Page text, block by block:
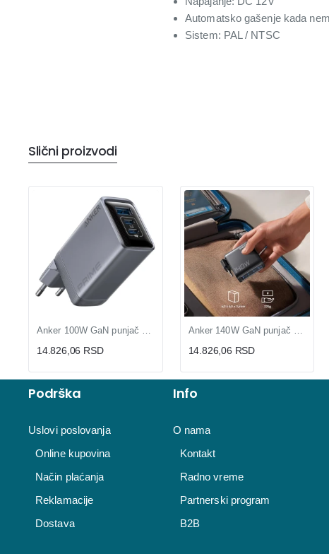
Automatsko gašenje kada
Sistem: PAL / NTSC
Slični proizvodi
14.826,06 RSD 14.826,06 RSD
Podrška
Uslovi poslovanja
Online kupovina
Način plaćanja
Reklamacije
Dostava
Info
O nama
Kontakt
Radno vreme
Partnerski program
B2B